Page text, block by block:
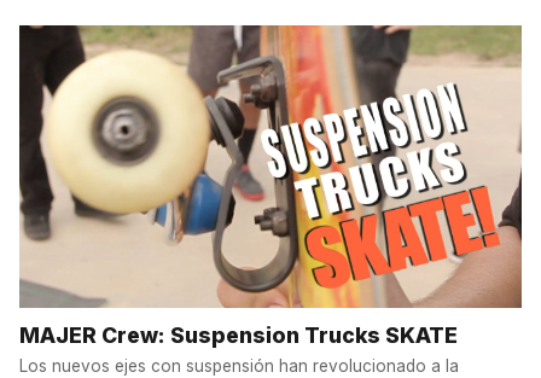
MAJER Crew: Suspension Trucks SKATE
Los nuevos ejes con suspensión han revolucionado a la